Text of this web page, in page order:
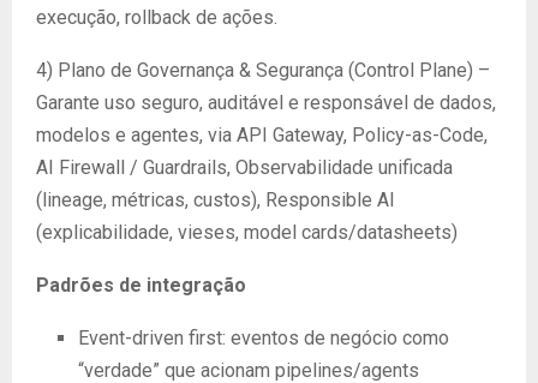
execução, rollback de ações.
4) Plano de Governança & Segurança (Control Plane) –
Garante uso seguro, auditável e responsável de dados,
modelos e agentes, via API Gateway, Policy-as-Code,
AI Firewall / Guardrails, Observabilidade unificada
(lineage, métricas, custos), Responsible AI
(explicabilidade, vieses, model cards/datasheets)
Padrões de integração
Event-driven first: eventos de negócio como
“verdade” que acionam pipelines/agents